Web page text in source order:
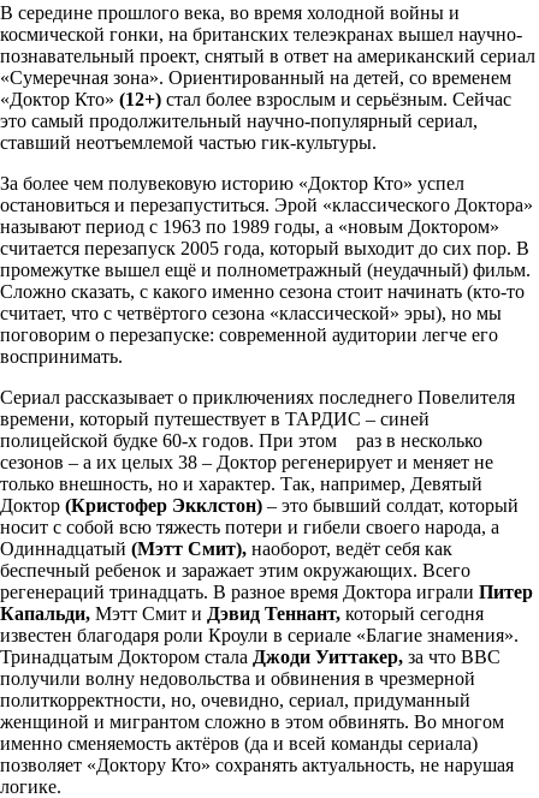
В середине прошлого века, во время холодной войны и
космической гонки, на британских телеэкранах вышел научно-
познавательный проект, снятый в ответ на американский сериал
«Сумеречная зона». Ориентированный на детей, со временем
«Доктор Кто» (12+) стал более взрослым и серьёзным. Сейчас
это самый продолжительный научно-популярный сериал,
ставший неотъемлемой частью гик-культуры.
За более чем полувековую историю «Доктор Кто» успел
остановиться и перезапуститься. Эрой «классического Доктора»
называют период с 1963 по 1989 годы, а «новым Доктором»
считается перезапуск 2005 года, который выходит до сих пор. В
промежутке вышел ещё и полнометражный (неудачный) фильм.
Сложно сказать, с какого именно сезона стоит начинать (кто-то
считает, что с четвёртого сезона «классической» эры), но мы
поговорим о перезапуске: современной аудитории легче его
воспринимать.
Сериал рассказывает о приключениях последнего Повелителя
времени, который путешествует в ТАРДИС – синей
полицейской будке 60-х годов. При этом раз в несколько
сезонов – а их целых 38 – Доктор регенерирует и меняет не
только внешность, но и характер. Так, например, Девятый
Доктор (Кристофер Экклстон) – это бывший солдат, который
носит с собой всю тяжесть потери и гибели своего народа, а
Одиннадцатый (Мэтт Смит), наоборот, ведёт себя как
беспечный ребенок и заражает этим окружающих. Всего
регенераций тринадцать. В разное время Доктора играли Питер
Капальди, Мэтт Смит и Дэвид Теннант, который сегодня
известен благодаря роли Кроули в сериале «Благие знамения».
Тринадцатым Доктором стала Джоди Уиттакер, за что BBC
получили волну недовольства и обвинения в чрезмерной
политкорректности, но, очевидно, сериал, придуманный
женщиной и мигрантом сложно в этом обвинять. Во многом
именно сменяемость актёров (да и всей команды сериала)
позволяет «Доктору Кто» сохранять актуальность, не нарушая
логике.